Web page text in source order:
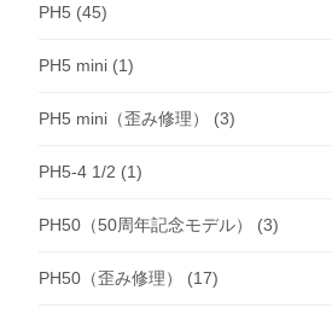
PH5 (45)
PH5 mini (1)
PH5 mini（歪み修理） (3)
PH5-4 1/2 (1)
PH50（50周年記念モデル） (3)
PH50（歪み修理） (17)